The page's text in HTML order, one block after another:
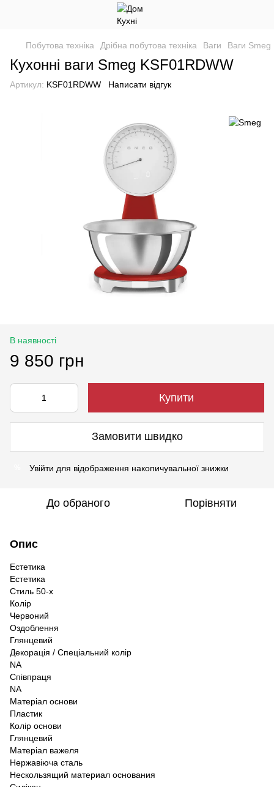
Побутова техніка Дрібна побутова техніка Ваги Ваги Smeg
Кухонні ваги Smeg KSF01RDWW
Артикул: KSF01RDWW Написати відгук
В наявності
9 850 грн
Купити
Замовити швидко
Увійти для відображення накопичувальної знижки
До обраного Порівняти
Опис
Естетика
Естетика
Стиль 50-х
Колір
Червоний
Оздоблення
Глянцевий
Декорація / Спеціальний колір
NA
Співпраця
NA
Матеріал основи
Пластик
Колір основи
Глянцевий
Матеріал важеля
Нержавіюча сталь
Нескользящий материал основания